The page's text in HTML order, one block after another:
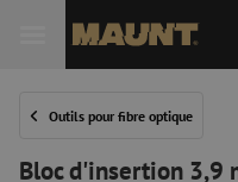
Outils pour fibre optique
Bloc d'insertion 3,9